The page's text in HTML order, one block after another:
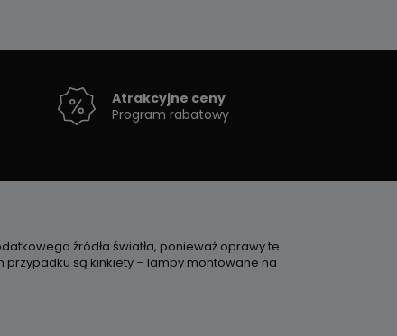
Atrakcyjne ceny
Program rabatowy
źródła światła, ponieważ oprawy te
są kinkiety – lampy montowane na